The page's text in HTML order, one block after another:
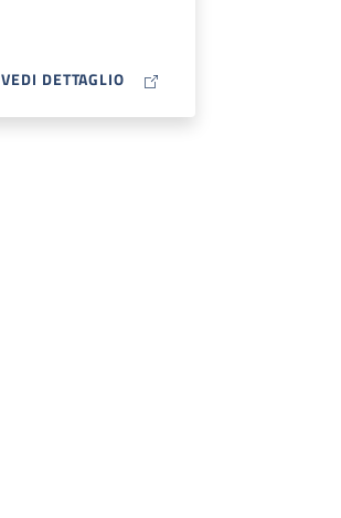
VEDI DETTAGLIO MAP ICON